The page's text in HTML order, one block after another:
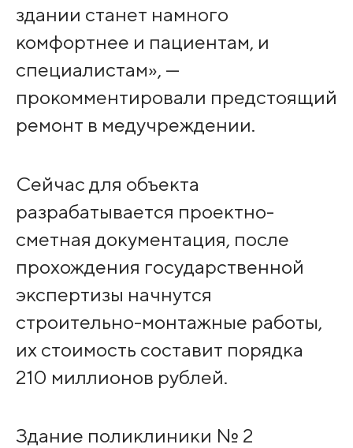
здании станет намного
комфортнее и пациентам, и
специалистам», —
прокомментировали предстоящий
ремонт в медучреждении.
Сейчас для объекта
разрабатывается проектно-
сметная документация, после
прохождения государственной
экспертизы начнутся
строительно-монтажные работы,
их стоимость составит порядка
210 миллионов рублей.
Здание поликлиники № 2